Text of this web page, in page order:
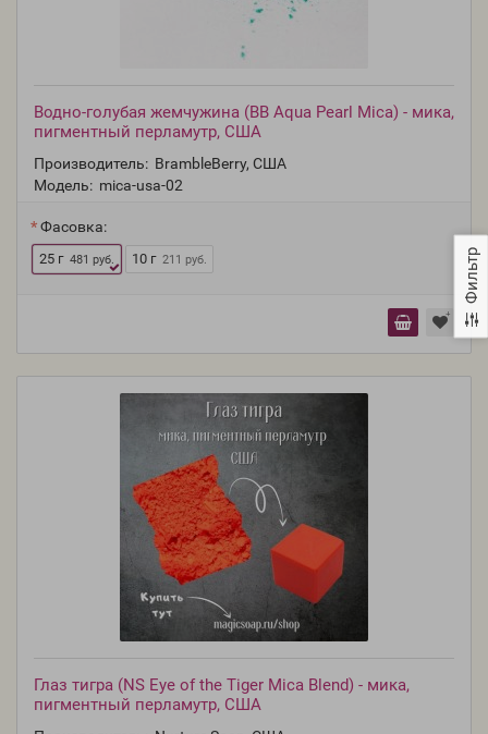
Фильтр
Водно-голубая жемчужина (BB Aqua Pearl Mica) - мика,
пигментный перламутр, США
Производитель: BrambleBerry, США
Модель: mica-usa-02
Фасовка:
25 г 481 руб. 10 г 211 руб.
Глаз тигра (NS Eye of the Tiger Mica Blend) - мика,
пигментный перламутр, США